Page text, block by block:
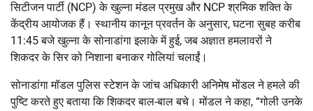
सिटीजन पार्टी (NCP) के खुल्ना मंडल प्रमुख और NCP श्रमिक शक्ति के
केंद्रीय आयोजक हैं। स्थानीय कानून प्रवर्तन के अनुसार, घटना सुबह करीब
11:45 बजे खुल्ना के सोनाडांगा इलाके में हुई, जब अज्ञात हमलावरों ने
शिकदर के सिर को निशाना बनाकर गोलियां चलाईं।
सोनाडांगा मॉडल पुलिस स्टेशन के जांच अधिकारी अनिमेष मोंडल ने हमले की
पुष्टि करते हुए बताया कि शिकदर बाल-बाल बचे। मोंडल ने कहा, “गोली उनके